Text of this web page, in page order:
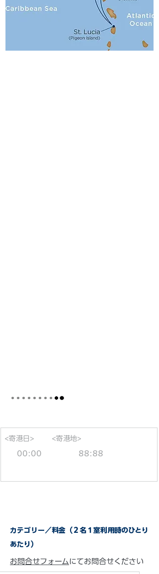
<寄港日>
00:00
<寄港地>
88:88
カテゴリー／料金（２名１室利用時のひとり
あたり）
お問合せフォームにてお問合せください